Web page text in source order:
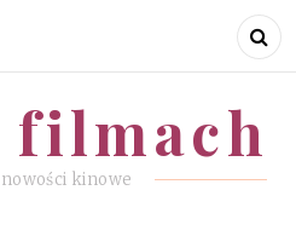
filmach
kinowe
filmach